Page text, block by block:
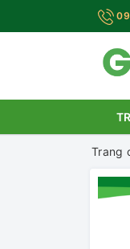
Trang